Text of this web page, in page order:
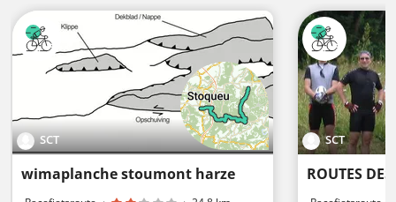
SCT
wimaplanche stoumont harze
SCT